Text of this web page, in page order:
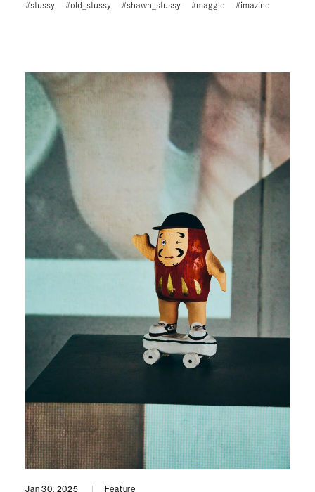
#stussy #old_stussy #shawn_stussy #maggle #imazine
Jan 30, 2025 Feature